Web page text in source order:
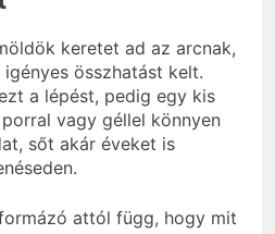
keretet ad az arcnak,
összhatást kelt.
a lépést, pedig egy kis
vagy géllel könnyen
sőt akár éveket is
attól függ, hogy mit